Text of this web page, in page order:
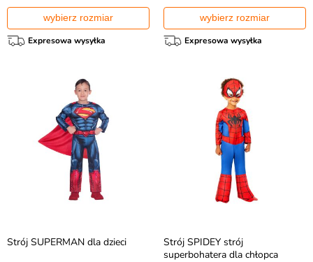
wybierz rozmiar
Expresowa wysyłka
wybierz rozmiar
Expresowa wysyłka
Strój SUPERMAN dla dzieci
Strój SPIDEY strój
superbohatera dla chłopca